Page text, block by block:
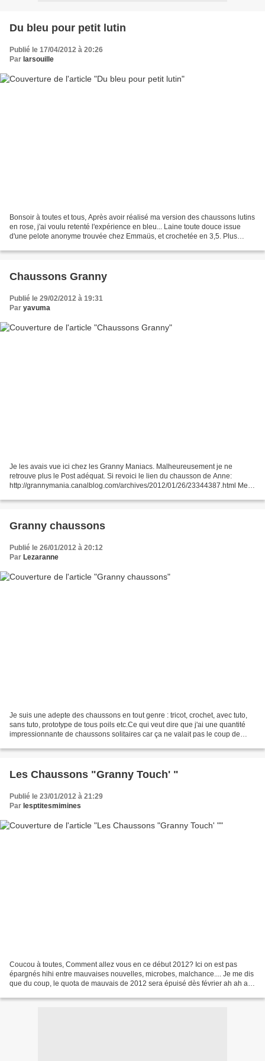
Du bleu pour petit lutin
Publié le 17/04/2012 à 20:26
Par larsouille
Bonsoir à toutes et tous, Après avoir réalisé ma version des chaussons lutins
en rose, j'ai voulu retenté l'expérience en bleu... Laine toute douce issue
d'une pelote anonyme trouvée chez Emmaüs, et crochetée en 3,5. Plus
Chaussons Granny
Publié le 29/02/2012 à 19:31
Par yavuma
Je les avais vue ici chez les Granny Maniacs. Malheureusement je ne
retrouve plus le Post adéquat. Si revoici le lien du chausson de Anne:
http://grannymania.canalblog.com/archives/2012/01/26/23344387.html Merci
Granny chaussons
Publié le 26/01/2012 à 20:12
Par Lezaranne
Je suis une adepte des chaussons en tout genre : tricot, crochet, avec tuto,
sans tuto, prototype de tous poils etc.Ce qui veut dire que j'ai une quantité
impressionnante de chaussons solitaires car ça ne valait pas le coup de
Les Chaussons "Granny Touch' "
Publié le 23/01/2012 à 21:29
Par lesptitesmimines
Coucou à toutes, Comment allez vous en ce début 2012? Ici on est pas
épargnés hihi entre mauvaises nouvelles, microbes, malchance.... Je me dis
que du coup, le quota de mauvais de 2012 sera épuisé dès février ah ah ah